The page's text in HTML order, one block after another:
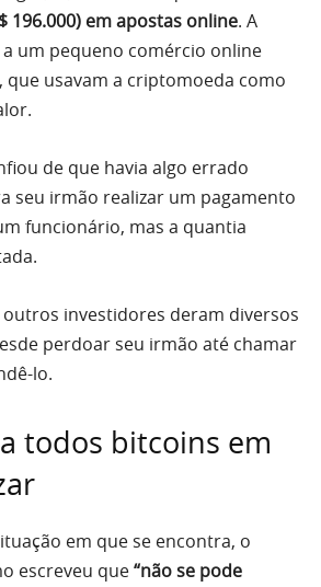
196.000) em apostas online. A
um pequeno comércio online
que usavam a criptomoeda como
de que havia algo errado
seu irmão realizar um pagamento
funcionário, mas a quantia
investidores deram diversos
perdoar seu irmão até chamar
lo.
todos bitcoins em
em que se encontra, o
escreveu que“não se pode